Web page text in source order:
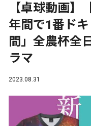
【卓球動画】
年間で1番ド
間」全農杯全
ラマ
2023.08.31